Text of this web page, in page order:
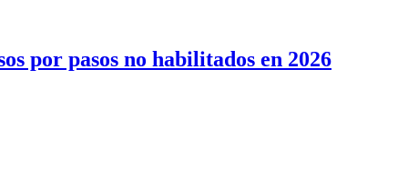
por pasos no habilitados en 2026